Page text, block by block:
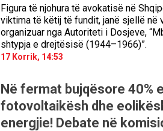
Figura të njohura të avokatisë në
viktima të këtij të fundit, janë sjellë
organizuar nga Autoriteti i Dosjeve,
shtypja e drejtësisë (1944–1966)”.
17 Korrik, 14:53
Në fermat bujqësore 40%
fotovoltaikësh dhe
energjie! Debate në